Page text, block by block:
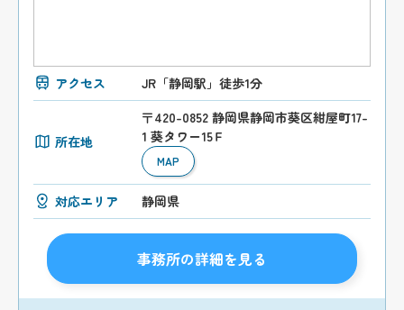
アクセス JR「静岡駅」徒歩1分
所在地
〒420-0852 静岡県静岡市葵区紺屋町17-
1 葵タワー15Ｆ
MAP
対応エリア 静岡県
事務所の詳細を見る